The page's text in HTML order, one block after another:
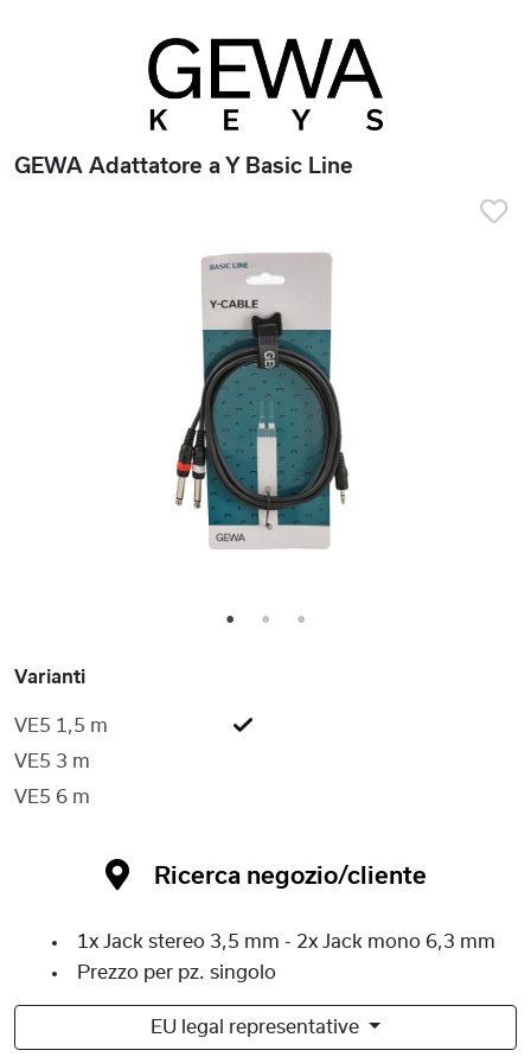
GEWA Adattatore a Y Basic Line
1 2 3
Varianti
VE5 1,5 m
VE5 3 m
VE5 6 m
Ricerca negozio/cliente
1x Jack stereo 3,5 mm - 2x Jack mono 6,3 mm
Prezzo per pz. singolo
EU legal representative